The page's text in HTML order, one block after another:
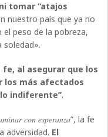
tomar “atajos
nuestro país que ya no
el peso de la pobreza,
soledad».
fe, al asegurar que los
los más afectados
indiferente”.
con esperanza”, la fe
adversidad. El